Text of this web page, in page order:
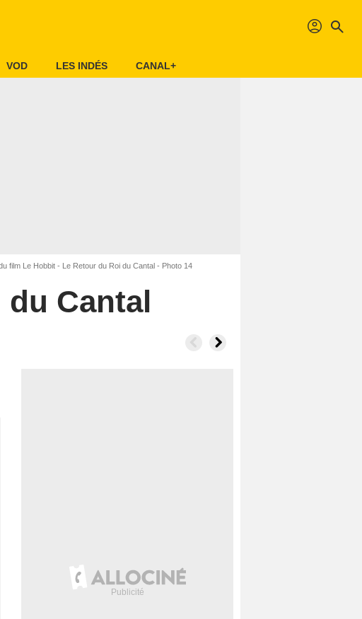
profil search
VOD LES INDÉS CANAL+
film Le Hobbit - Le Retour du Roi du Cantal - Photo 14
Cantal